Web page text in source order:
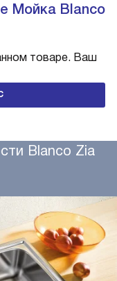
Мойка Blanco
товаре. Ваш
Blanco Zia